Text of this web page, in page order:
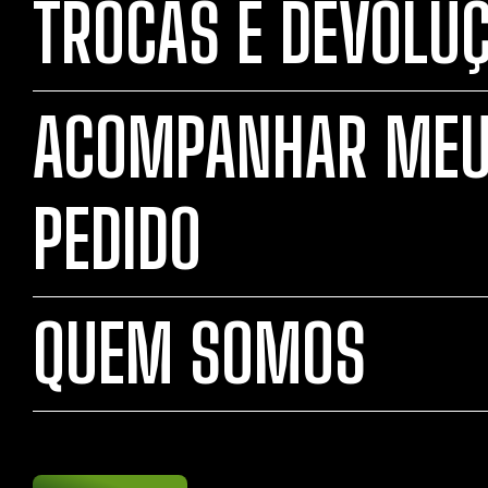
TROCAS E
ACOMPANHAR MEU
PEDIDO
QUEM SOMOS